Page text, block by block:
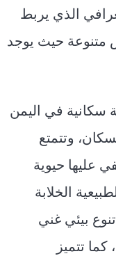
الذي يربط
متنوعة حيث يوجد
سكانية في اليمن
السكان، وتتمتع
عليها حيوية
الخلابة
بيئي غني
كما تتميز